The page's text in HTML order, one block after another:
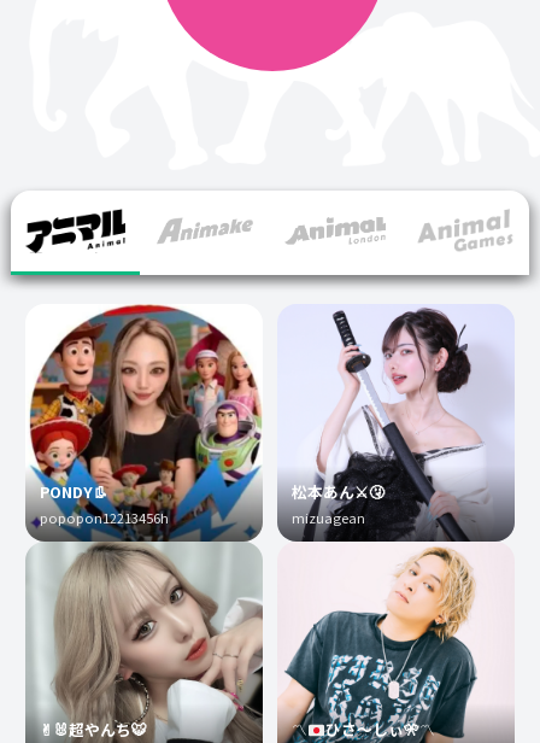
PONDY👢
popopon12213456h
✌︎🐰超やんち🐯
松本あん⚔️🤧
mizuagean
〽️ ひさ〜しぃ🎌〽️